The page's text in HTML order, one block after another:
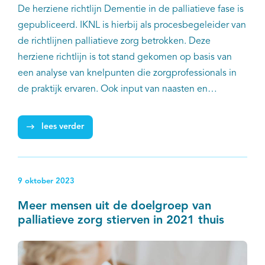
De herziene richtlijn Dementie in de palliatieve fase is
gepubliceerd. IKNL is hierbij als procesbegeleider van
de richtlijnen palliatieve zorg betrokken. Deze
herziene richtlijn is tot stand gekomen op basis van
een analyse van knelpunten die zorgprofessionals in
de praktijk ervaren. Ook input van naasten en
werkgroep heeft deze richtlijn gebaseerd op de meest
recente wetenschappelijke inzichten en ontwikkeld
lees verder
9 oktober 2023
Meer mensen uit de doelgroep van
palliatieve zorg stierven in 2021 thuis